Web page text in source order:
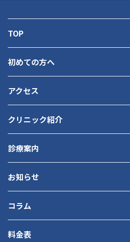
TOP
初めての方へ
アクセス
クリニック紹介
診療案内
お知らせ
コラム
料金表